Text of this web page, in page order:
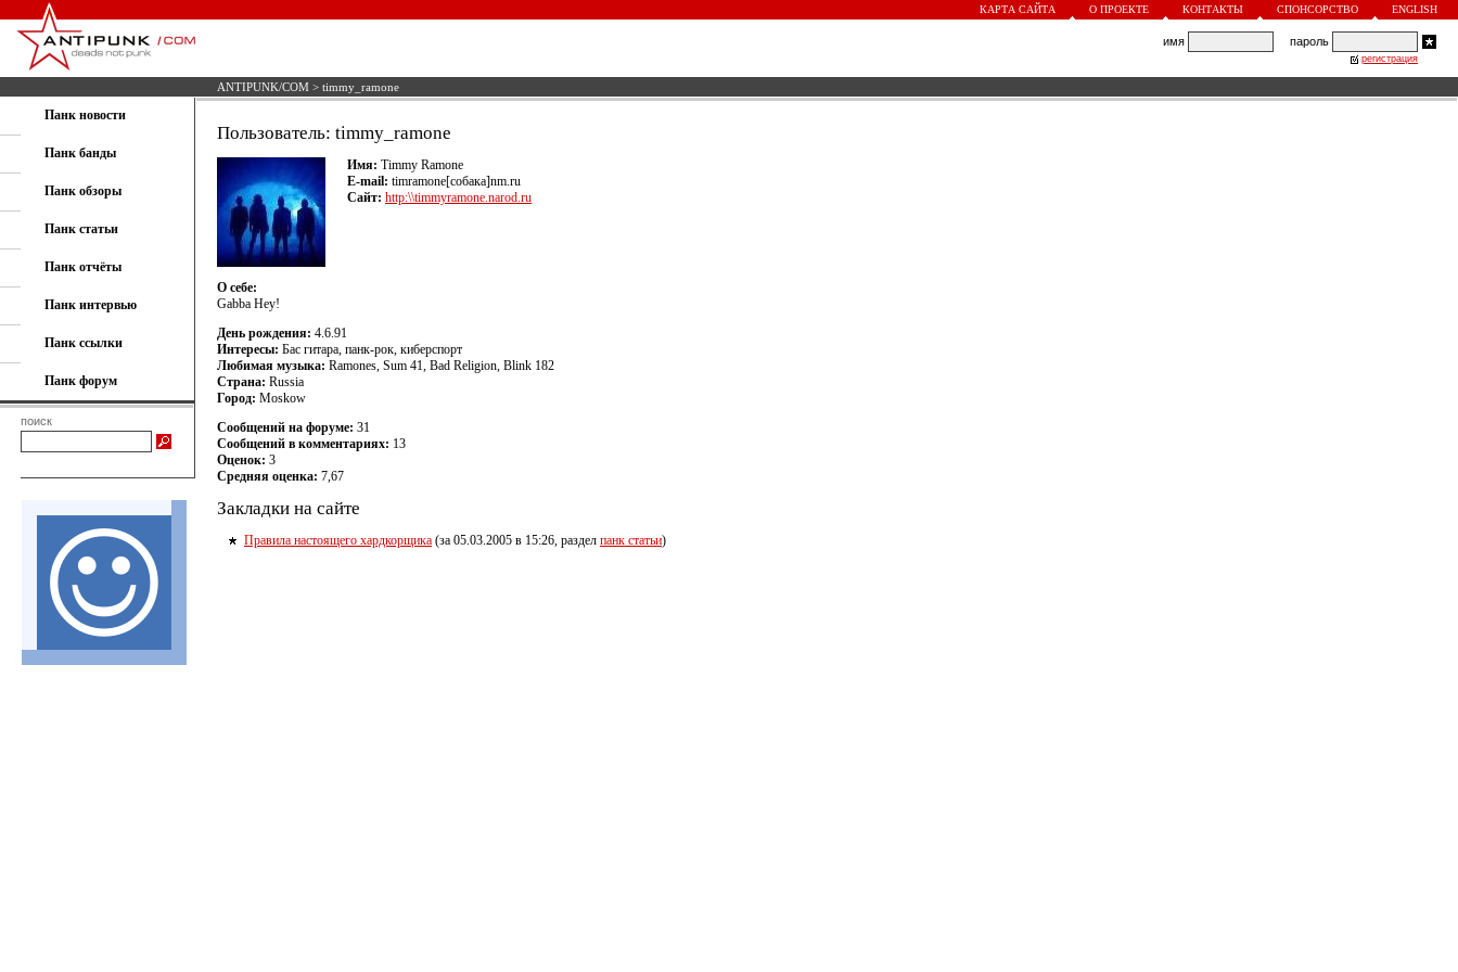
КАРТА САЙТА О ПРОЕКТЕ КОНТАКТЫ СПОНСОРСТВО ENGLISH
имя пароль
регистрация
ANTIPUNK/COM > timmy_ramone
Панк новости
Панк банды
Панк обзоры
Панк статьи
Панк отчёты
Панк интервью
Панк ссылки
Панк форум
поиск
Пользователь: timmy_ramone
Имя: Timmy Ramone
E-mail: timramone[собака]nm.ru
Сайт: http:\\timmyramone.narod.ru
О себе:
Gabba Hey!
День рождения: 4.6.91
Интересы: Бас гитара, панк-рок, киберспорт
Любимая музыка: Ramones, Sum 41, Bad Religion, Blink 182
Страна: Russia
Город: Moskow
Сообщений на форуме: 31
Сообщений в комментариях: 13
Оценок: 3
Средняя оценка: 7,67
Закладки на сайте
Правила настоящего хардкорщика (за 05.03.2005 в 15:26, раздел панк статьи)